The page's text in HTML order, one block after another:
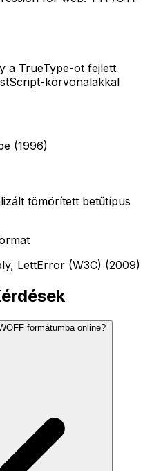
a TrueType-ot fejlett
körvonalakkal
(1996)
tömörített betűtípus
LettError (W3C) (2009)
formátumba online?